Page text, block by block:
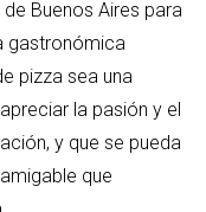
Buenos Aires para
gastronómica
pizza sea una
la pasión y el
y que se pueda
que